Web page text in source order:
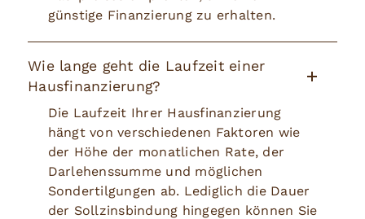
günstige Finanzierung zu erhalten.
Wie lange geht die Laufzeit einer
Hausfinanzierung?
Die Laufzeit Ihrer Hausfinanzierung
hängt von verschiedenen Faktoren wie
der Höhe der monatlichen Rate, der
Darlehenssumme und möglichen
Sondertilgungen ab. Lediglich die Dauer
der Sollzinsbindung hingegen können Sie